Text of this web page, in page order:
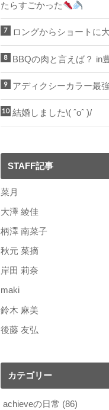
たらすごかった
ロングからショートに
BBQの肉と言えば？ in
アディクシーカラー最強
結婚しました\( ˆoˆ )/
STAFF記事
菜月
大澤 綾佳
柄澤 南菜子
秋元 菜摘
岸田 莉奈
maki
鈴木 麻美
後藤 友弘
カテゴリー
achieveの日常 (86)